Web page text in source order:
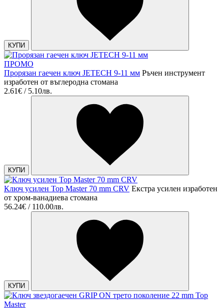
КУПИ
ПРОМО
Прорязан гаечен ключ JЕTECH 9-11 мм Ръчен инструмент
изработен от въглеродна стомана
2.61€ / 5.10лв.
КУПИ
Ключ усилен Top Master 70 mm CRV Екстра усилен изработен
от хром-ванадиева стомана
56.24€ / 110.00лв.
КУПИ